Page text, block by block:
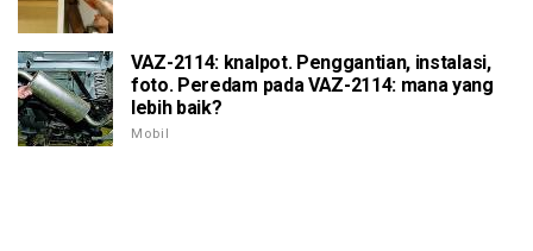
VAZ-2114: knalpot. Penggantian, instalasi,
foto. Peredam pada VAZ-2114: mana yang
lebih baik?
Mobil